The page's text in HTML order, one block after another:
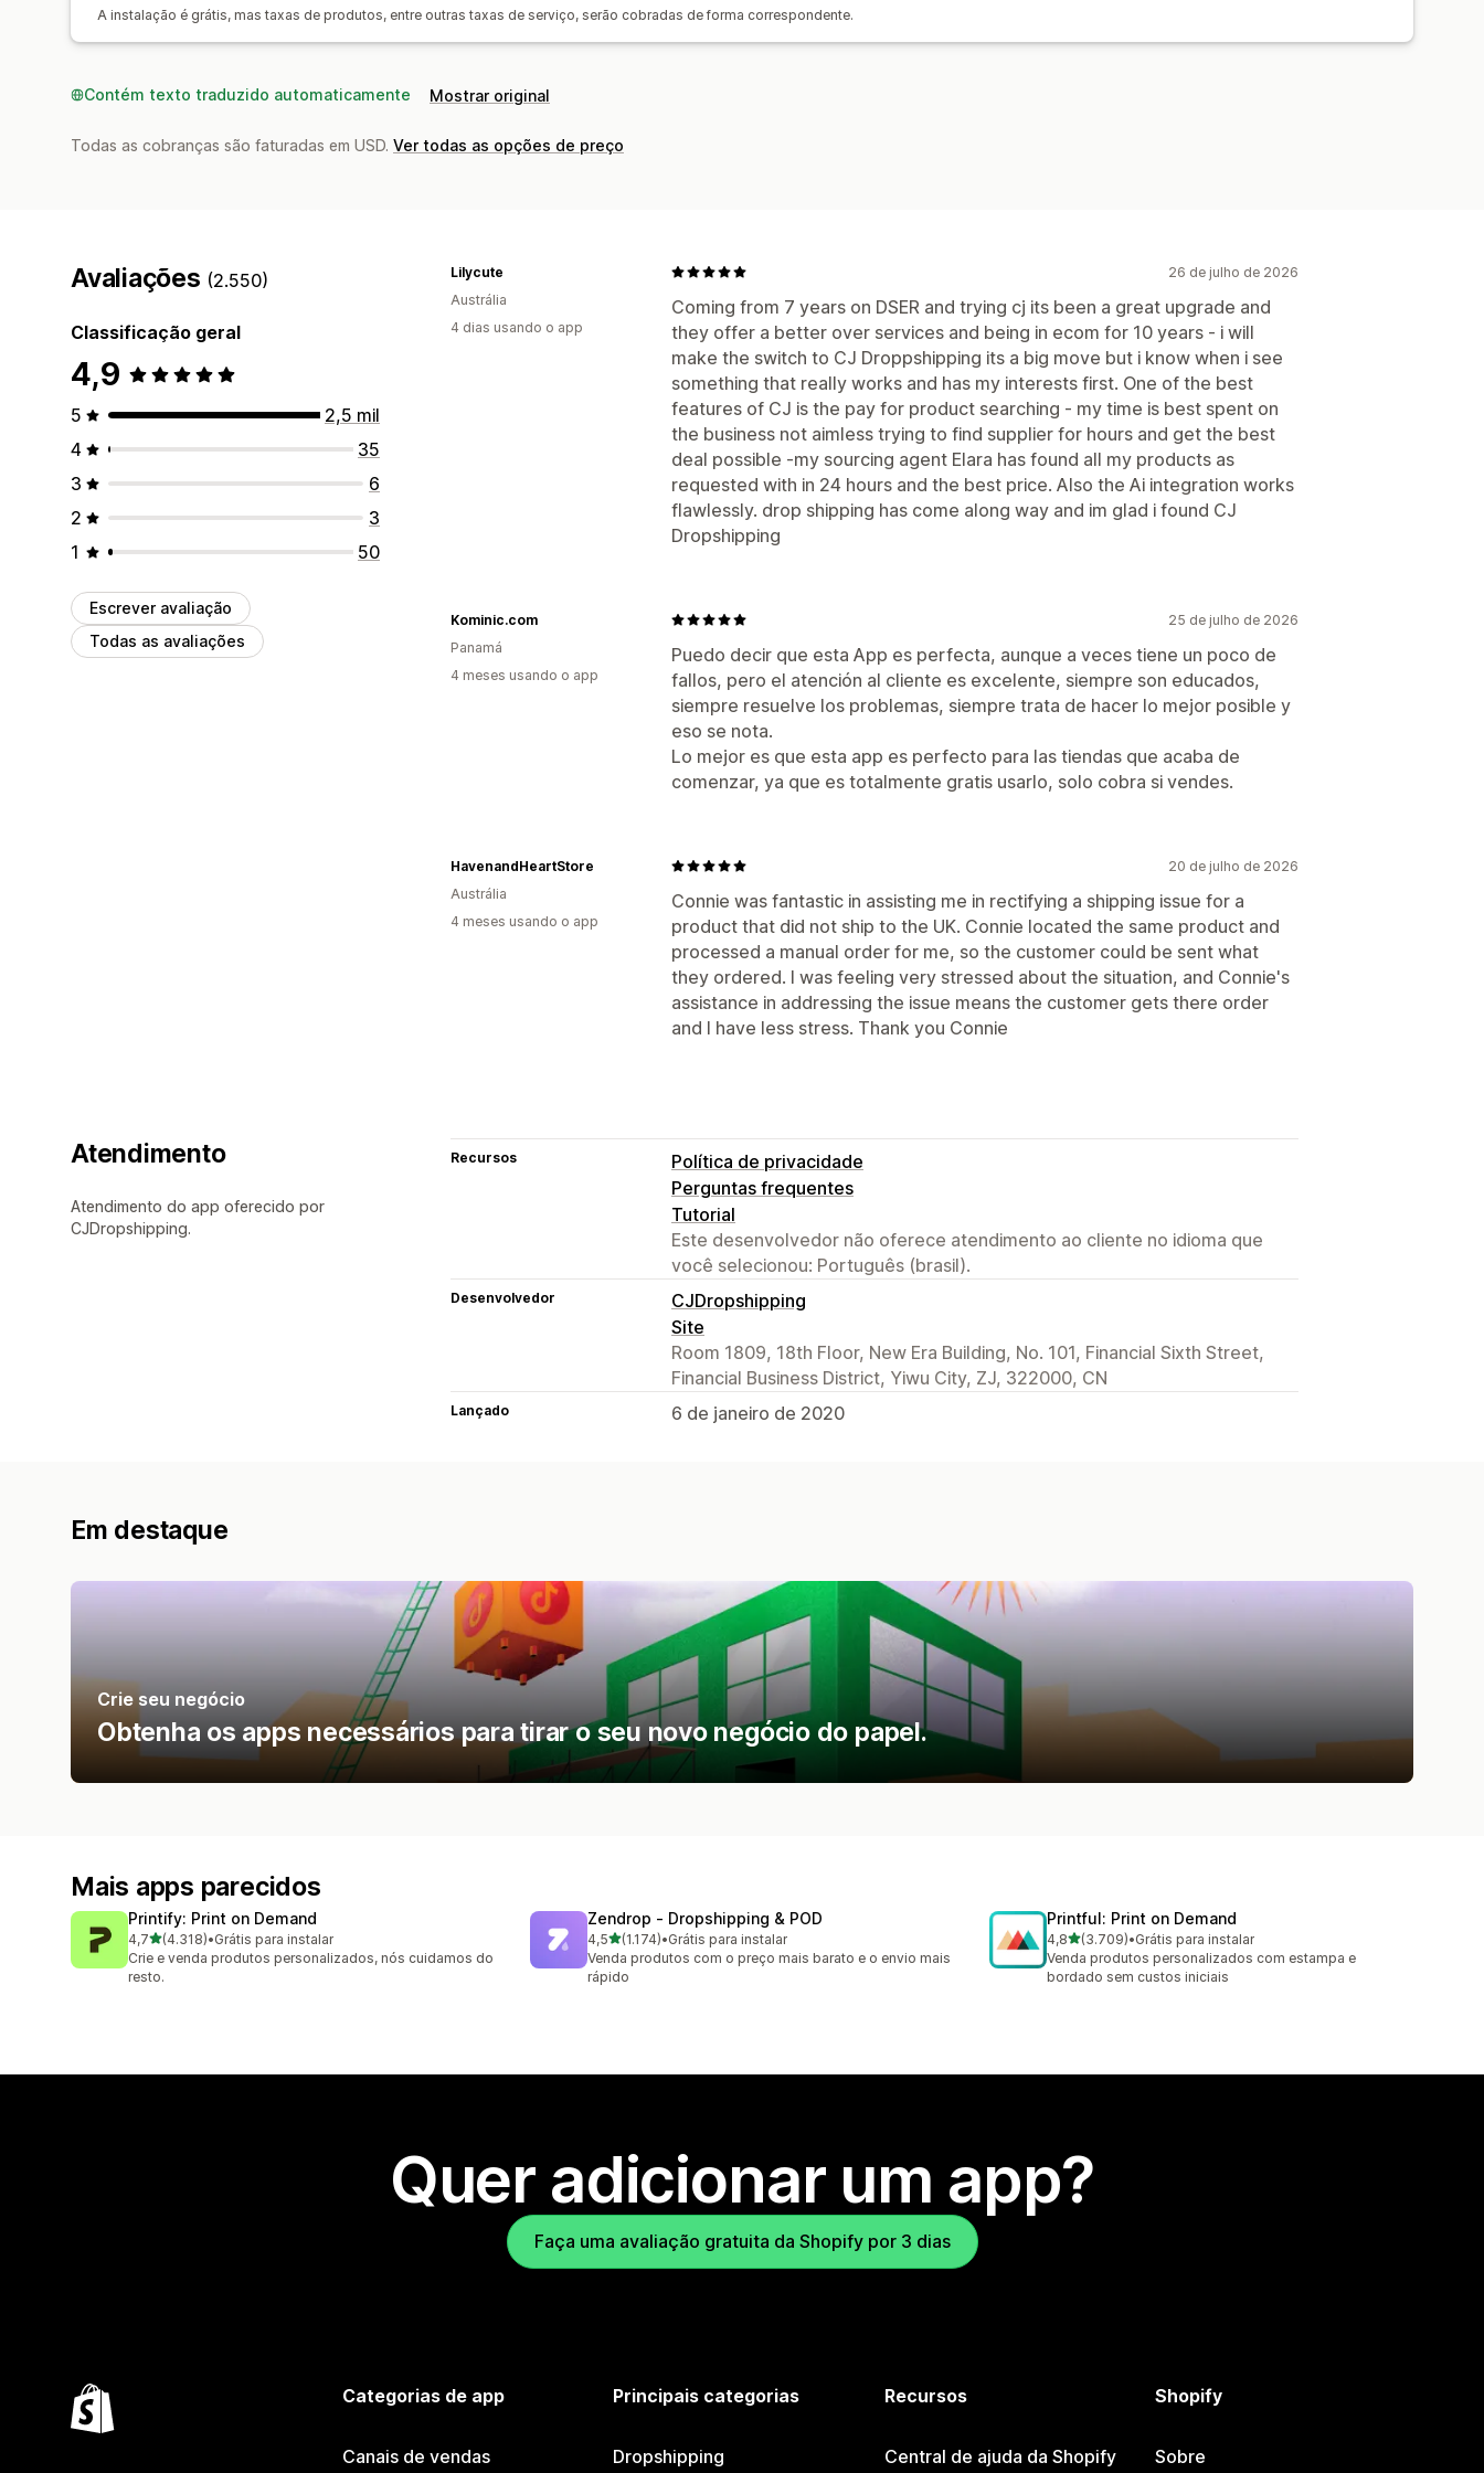
Frete em lote Frete personalizado
Atualizações em tempo real Acompanhamento de pedido
A instalação é grátis, mas taxas de produtos, entre outras taxas de serviço, serão cobradas de forma correspondente.
Contém texto traduzido automaticamente Mostrar original
Todas as cobranças são faturadas em USD. Ver todas as opções de preço
Avaliações (2.550)
Classificação geral
4,9
5
2,5 mil
4
35
3
6
2
3
1
50
Escrever avaliação
Todas as avaliações
26 de julho de 2026
Coming from 7 years on DSER and trying cj its been a great upgrade and
they offer a better over services and being in ecom for 10 years - i will
make the switch to CJ Droppshipping its a big move but i know when i see
something that really works and has my interests first. One of the best
features of CJ is the pay for product searching - my time is best spent on
the business not aimless trying to find supplier for hours and get the best
deal possible -my sourcing agent Elara has found all my products as
requested with in 24 hours and the best price. Also the Ai integration works
flawlessly. drop shipping has come along way and im glad i found CJ
Dropshipping
Lilycute
Austrália
4 dias usando o app
25 de julho de 2026
Puedo decir que esta App es perfecta, aunque a veces tiene un poco de
fallos, pero el atención al cliente es excelente, siempre son educados,
siempre resuelve los problemas, siempre trata de hacer lo mejor posible y
eso se nota.
Lo mejor es que esta app es perfecto para las tiendas que acaba de
comenzar, ya que es totalmente gratis usarlo, solo cobra si vendes.
Kominic.com
Panamá
4 meses usando o app
20 de julho de 2026
Connie was fantastic in assisting me in rectifying a shipping issue for a
product that did not ship to the UK. Connie located the same product and
processed a manual order for me, so the customer could be sent what
they ordered. I was feeling very stressed about the situation, and Connie's
assistance in addressing the issue means the customer gets there order
and I have less stress. Thank you Connie
HavenandHeartStore
Austrália
4 meses usando o app
Atendimento
Atendimento do app oferecido por
CJDropshipping.
Recursos
Política de privacidade
Perguntas frequentes
Tutorial
Este desenvolvedor não oferece atendimento ao cliente no idioma que
você selecionou: Português (brasil).
Desenvolvedor
CJDropshipping
Site
Room 1809, 18th Floor, New Era Building, No. 101, Financial Sixth Street,
Financial Business District, Yiwu City, ZJ, 322000, CN
Lançado 6 de janeiro de 2020
Em destaque
Crie seu negócio
Obtenha os apps necessários para tirar o seu novo negócio do papel.
Mais apps parecidos
Printify: Print on Demand
4,7de 5 estrelas
(4.318)
4318 avaliações ao todo
•Grátis para instalar
Crie e venda produtos personalizados, nós cuidamos do
resto.
Zendrop ‑ Dropshipping & POD
4,5de 5 estrelas
(1.174)
1174 avaliações ao todo
•Grátis para instalar
Venda produtos com o preço mais barato e o envio mais
rápido
Printful: Print on Demand
4,8de 5 estrelas
(3.709)
3709 avaliações ao todo
•Grátis para instalar
Venda produtos personalizados com estampa e
bordado sem custos iniciais
Quer adicionar um app?
Faça uma avaliação gratuita da Shopify por 3 dias
Categorias de app
Canais de vendas
Principais categorias
Dropshipping
Recursos
Central de ajuda da Shopify
Shopify
Sobre